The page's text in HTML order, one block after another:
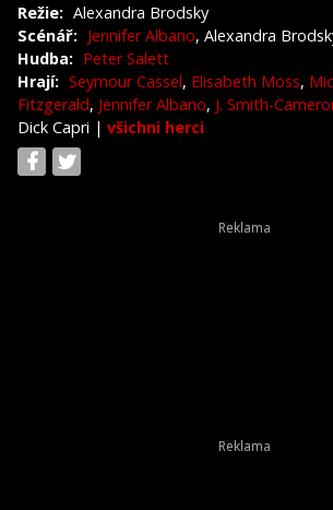
Režie: Alexandra Brodsky
Scénář: Jennifer Albano, Alexandra
Hudba: Peter Salett
Hrají: Seymour Cassel, Elisabeth Moss,
Fitzgerald, Jennifer Albano, J. Smith-
Dick Capri | všichni herci